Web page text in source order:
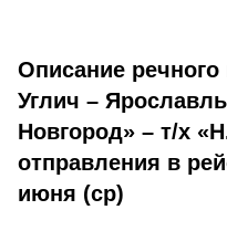
Описание речного
Углич –
Новгород» – т/х
отправления в
июня (ср)